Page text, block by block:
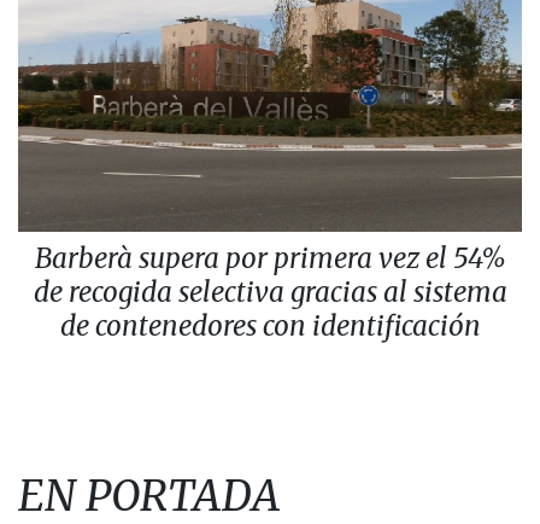
Barberà supera por primera vez el 54%
de recogida selectiva gracias al sistema
de contenedores con identificación
EN PORTADA